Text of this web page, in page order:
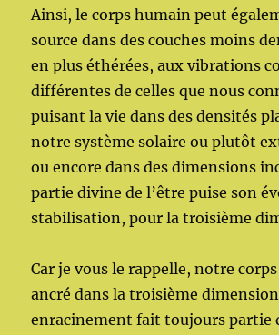
Ainsi, le corps humain peut
source dans des couches moins
en plus éthérées, aux vibrations
différentes de celles que nous
puisant la vie dans des densités
notre système solaire ou plutôt
ou encore dans des dimensions
partie divine de l’être puise son
stabilisation, pour la troisième
Car je vous le rappelle, notre
ancré dans la troisième
enracinement fait toujours partie